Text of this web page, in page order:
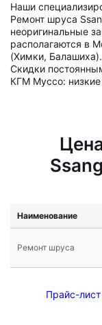
Наши
Ремонт шруса
неоригинальные
располагаются в
(Химки, Балашиха).
Скидки
КГМ Муссо:
Наименование
Ремонт шруса
Прайс-